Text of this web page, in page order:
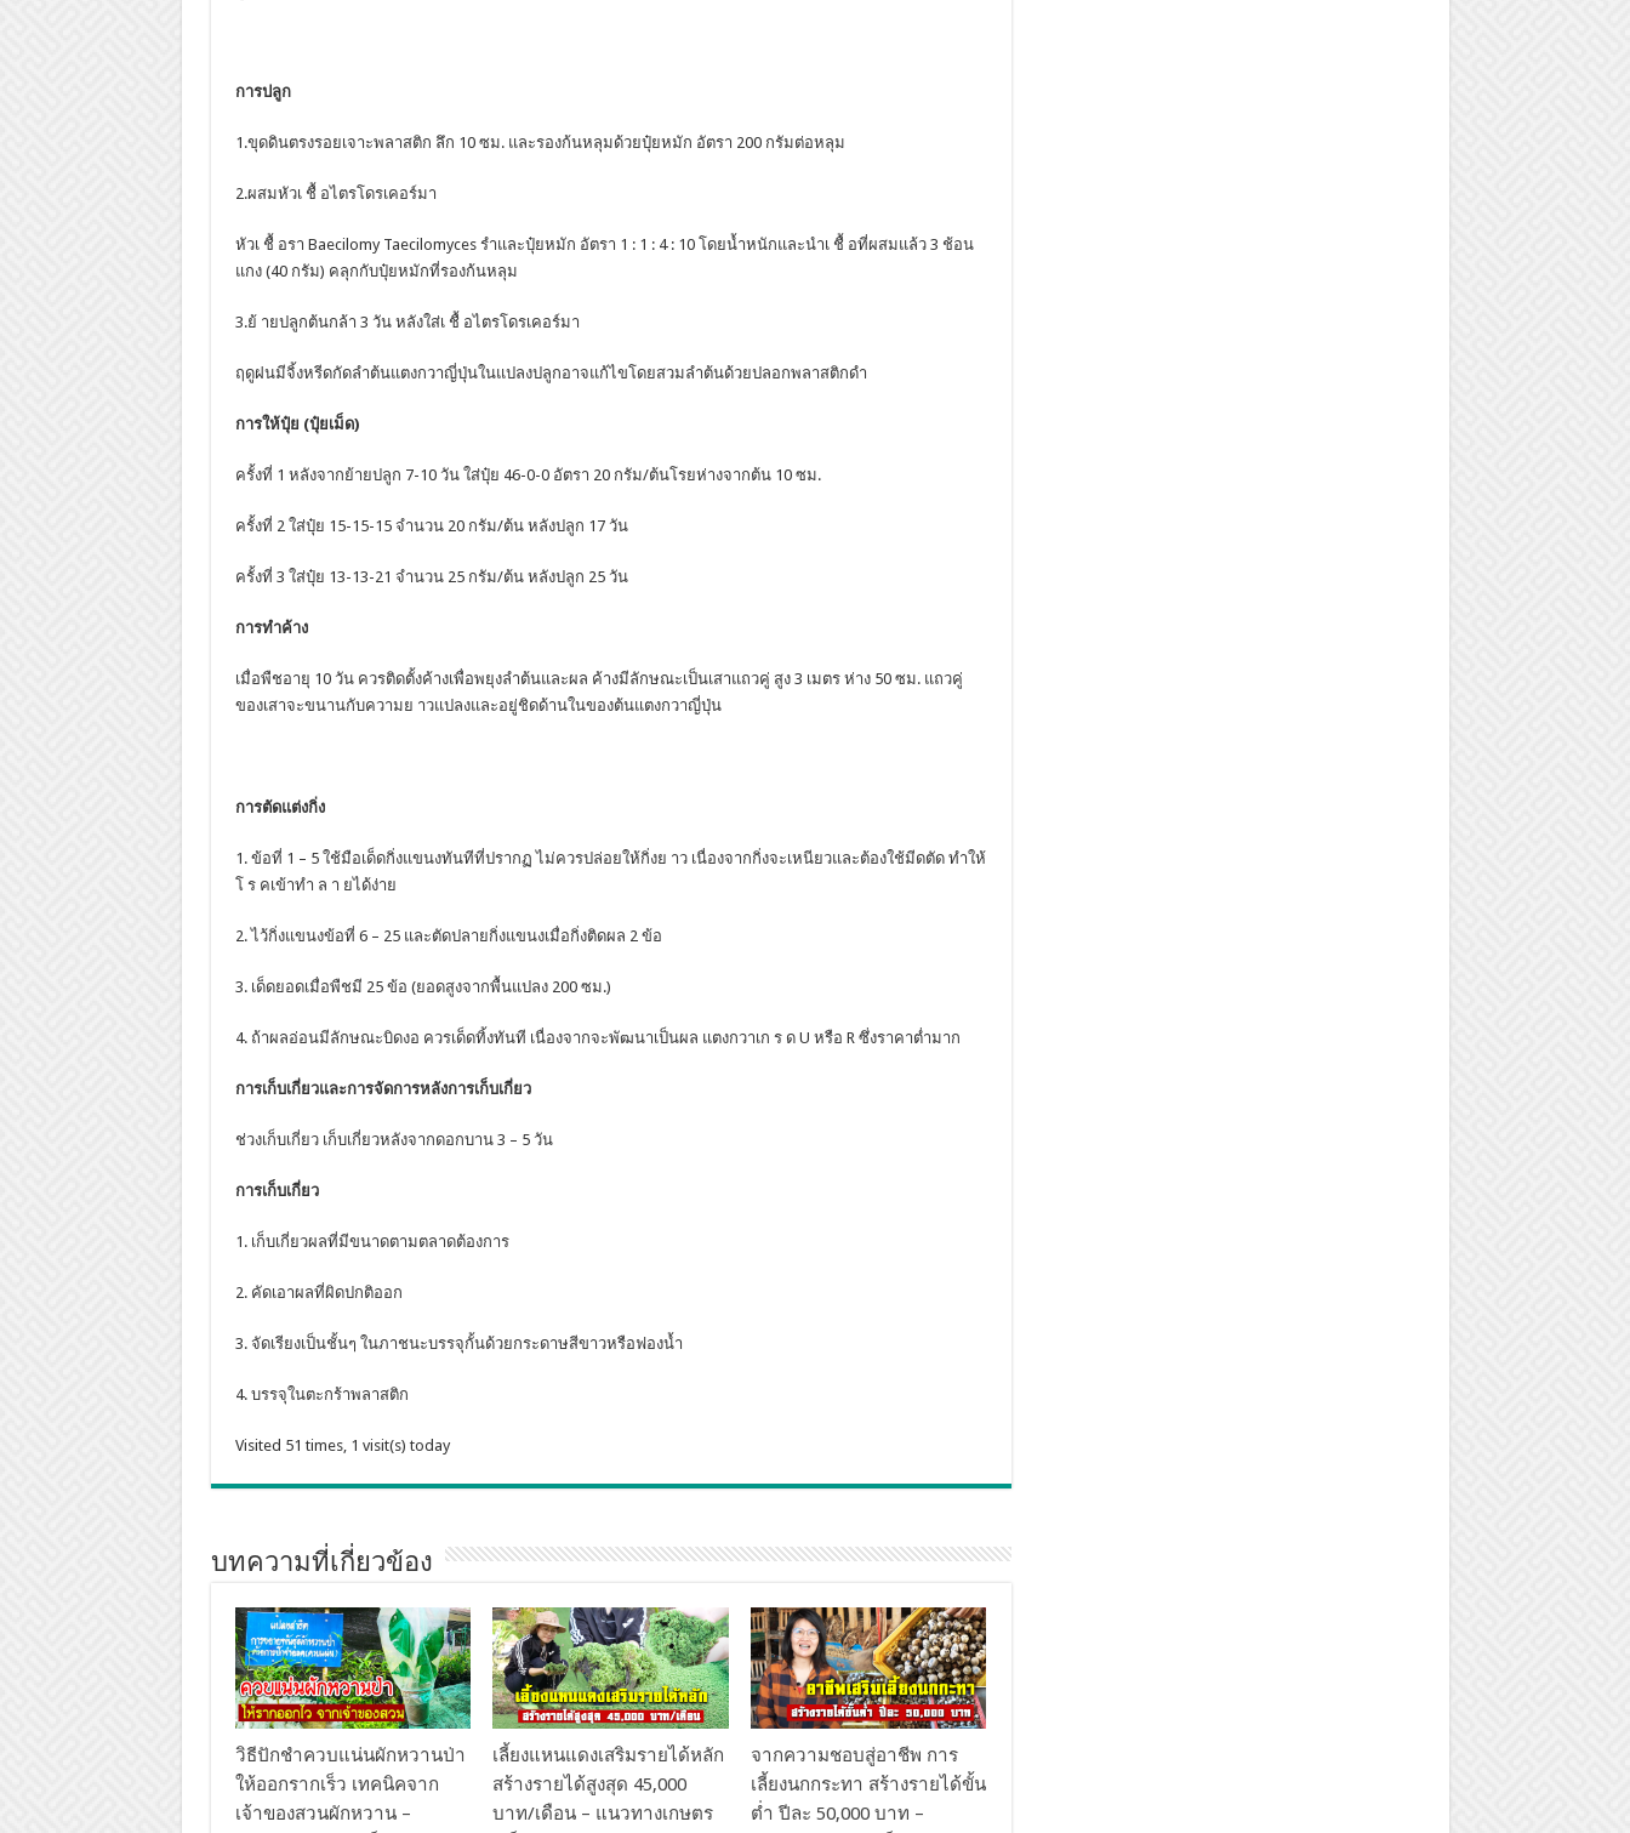
การปลูก
1.ขุดดินตรงรอยเจาะพลาสติก ลึก 10 ซม. และรองก้นหลุมด้วยปุ๋ยหมัก อัตรา 200 กรัมต่อหลุม
2.ผสมหัวเ ชื้ อไตรโดรเคอร์มา
หัวเ ชื้ อรา Baecilomy Taecilomyces รำและปุ๋ยหมัก อัตรา 1 : 1 : 4 : 10 โดยน้ำหนักและนำเ ชื้ อที่ผสมแล้ว 3 ช้อน
แกง (40 กรัม) คลุกกับปุ๋ยหมักที่รองก้นหลุม
3.ย้ ายปลูกต้นกล้า 3 วัน หลังใส่เ ชื้ อไตรโดรเคอร์มา
ฤดูฝนมีจิ้งหรีดกัดลำต้นแตงกวาญี่ปุ่นในแปลงปลูกอาจแก้ไขโดยสวมลำต้นด้วยปลอกพลาสติกดำ
การให้ปุ๋ย (ปุ๋ยเม็ด)
ครั้งที่ 1 หลังจากย้ายปลูก 7-10 วัน ใส่ปุ๋ย 46-0-0 อัตรา 20 กรัม/ต้นโรยห่างจากต้น 10 ซม.
ครั้งที่ 2 ใส่ปุ๋ย 15-15-15 จำนวน 20 กรัม/ต้น หลังปลูก 17 วัน
ครั้งที่ 3 ใส่ปุ๋ย 13-13-21 จำนวน 25 กรัม/ต้น หลังปลูก 25 วัน
การทำค้าง
เมื่อพืชอายุ 10 วัน ควรติดตั้งค้างเพื่อพยุงลำต้นและผล ค้างมีลักษณะเป็นเสาแถวคู่ สูง 3 เมตร ห่าง 50 ซม. แถวคู่
ของเสาจะขนานกับความย าวแปลงและอยู่ชิดด้านในของต้นแตงกวาญี่ปุ่น
การตัดแต่งกิ่ง
1. ข้อที่ 1 – 5 ใช้มือเด็ดกิ่งแขนงทันทีที่ปรากฏ ไม่ควรปล่อยให้กิ่งย าว เนื่องจากกิ่งจะเหนียวและต้องใช้มีดตัด ทำให้
โ ร คเข้าทำ ล า ยได้ง่าย
2. ไว้กิ่งแขนงข้อที่ 6 – 25 และตัดปลายกิ่งแขนงเมื่อกิ่งติดผล 2 ข้อ
3. เด็ดยอดเมื่อพืชมี 25 ข้อ (ยอดสูงจากพื้นแปลง 200 ซม.)
4. ถ้าผลอ่อนมีลักษณะบิดงอ ควรเด็ดทิ้งทันที เนื่องจากจะพัฒนาเป็นผล แตงกวาเก ร ด U หรือ R ซึ่งราคาต่ำมาก
การเก็บเกี่ยวและการจัดการหลังการเก็บเกี่ยว
ช่วงเก็บเกี่ยว เก็บเกี่ยวหลังจากดอกบาน 3 – 5 วัน
การเก็บเกี่ยว
1. เก็บเกี่ยวผลที่มีขนาดตามตลาดต้องการ
2. คัดเอาผลที่ผิดปกติออก
3. จัดเรียงเป็นชั้นๆ ในภาชนะบรรจุกั้นด้วยกระดาษสีขาวหรือฟองน้ำ
4. บรรจุในตะกร้าพลาสติก
Visited 51 times, 1 visit(s) today
บทความที่เกี่ยวข้อง
วิธีปักชำควบแน่นผักหวานป่า
ให้ออกรากเร็ว เทคนิคจาก
เจ้าของสวนผักหวาน –
เลี้ยงแหนแดงเสริมรายได้หลัก
สร้างรายได้สูงสุด 45,000
บาท/เดือน – แนวทางเกษตร
จากความชอบสู่อาชีพ การ
เลี้ยงนกกระทา สร้างรายได้ขั้น
ต่ำ ปีละ 50,000 บาท –